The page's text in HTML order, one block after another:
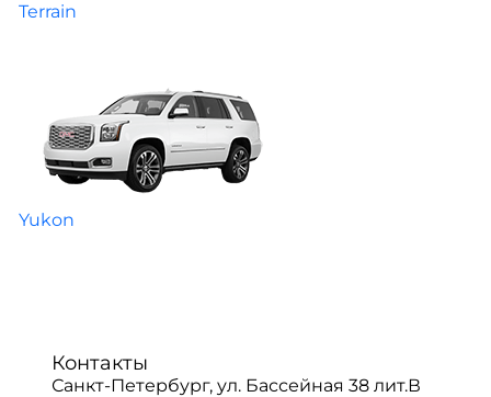
Terrain
Yukon
Контакты
Санкт-Петербург, ул. Бассейная 38 лит.В